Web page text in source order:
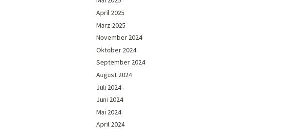
April 2025
März 2025
November 2024
Oktober 2024
September 2024
August 2024
Juli 2024
Juni 2024
Mai 2024
April 2024